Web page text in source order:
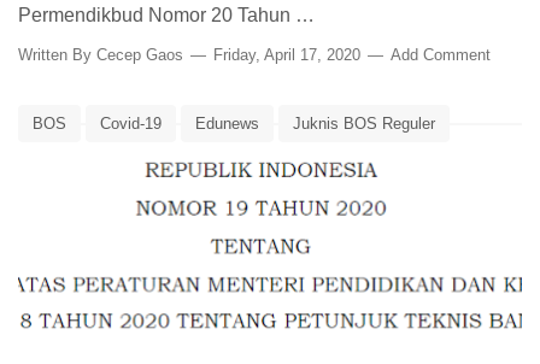
Permendikbud Nomor 20 Tahun …
Written By Cecep Gaos Friday, April 17, 2020 Add Comment
BOS Covid-19 Edunews Juknis BOS Reguler
Permendikbud Nomor 19 Tahun 2020